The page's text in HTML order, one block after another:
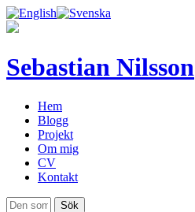
Sebastian Nilsson
Hem
Blogg
Projekt
Om mig
CV
Kontakt